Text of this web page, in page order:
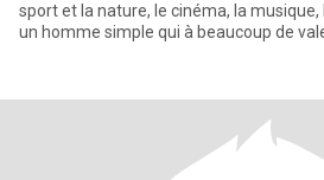
sport et la nature, le cinéma, la musique,
un homme simple qui à beaucoup de